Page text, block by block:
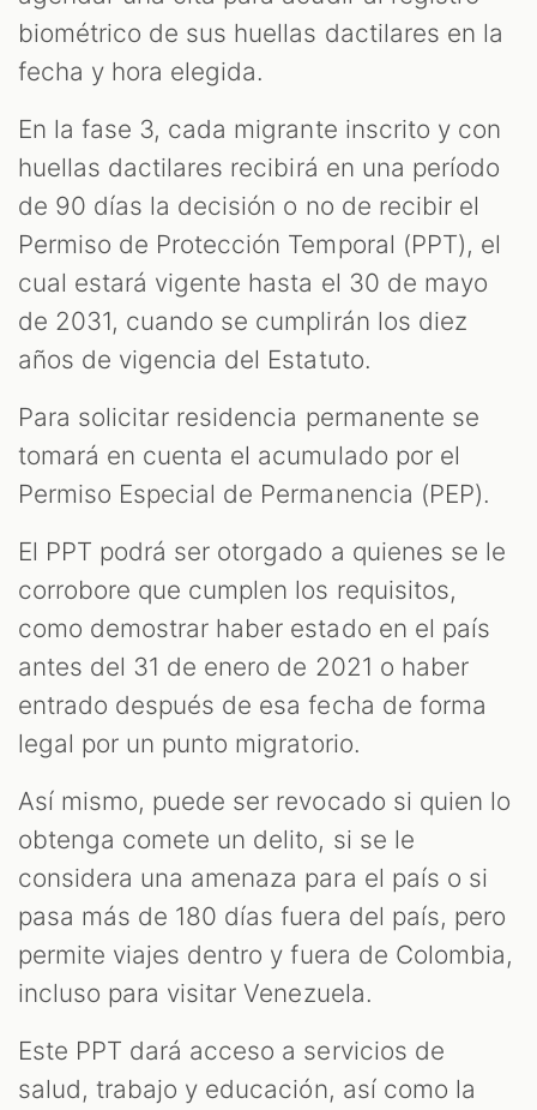
biométrico de sus huellas dactilares en la
fecha y hora elegida.
En la fase 3, cada migrante inscrito y con
huellas dactilares recibirá en una período
de 90 días la decisión o no de recibir el
Permiso de Protección Temporal (PPT), el
cual estará vigente hasta el 30 de mayo
de 2031, cuando se cumplirán los diez
años de vigencia del Estatuto.
Para solicitar residencia permanente se
tomará en cuenta el acumulado por el
Permiso Especial de Permanencia (PEP).
El PPT podrá ser otorgado a quienes se le
corrobore que cumplen los requisitos,
como demostrar haber estado en el país
antes del 31 de enero de 2021 o haber
entrado después de esa fecha de forma
legal por un punto migratorio.
Así mismo, puede ser revocado si quien lo
obtenga comete un delito, si se le
considera una amenaza para el país o si
pasa más de 180 días fuera del país, pero
permite viajes dentro y fuera de Colombia,
incluso para visitar Venezuela.
Este PPT dará acceso a servicios de
salud, trabajo y educación, así como la